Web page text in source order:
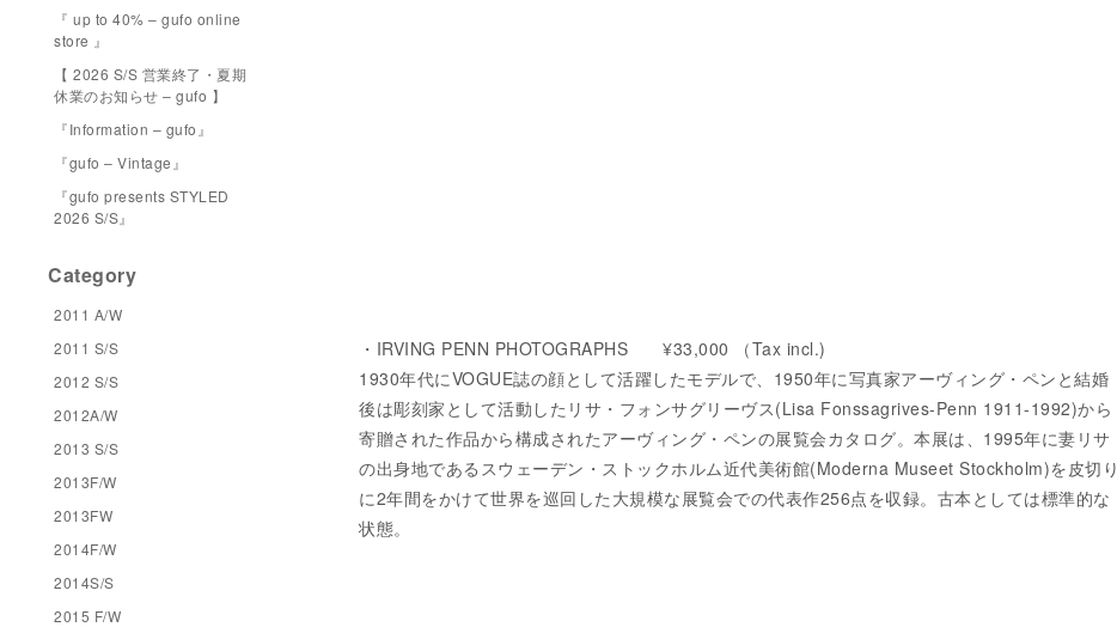
・IRVING PENN PHOTOGRAPHS ¥33,000 （Tax incl.)
1930年代にVOGUE誌の顔として活躍したモデルで、1950年に写真家アーヴィング・ペンと結婚
後は彫刻家として活動したリサ・フォンサグリーヴス(Lisa Fonssagrives-Penn 1911-1992)から
寄贈された作品から構成されたアーヴィング・ペンの展覧会カタログ。本展は、1995年に妻リサ
の出身地であるスウェーデン・ストックホルム近代美術館(Moderna Museet Stockholm)を皮切り
に2年間をかけて世界を巡回した大規模な展覧会での代表作256点を収録。古本としては標準的な
状態。
『 up to 40% – gufo online
store 』
【 2026 S/S 営業終了・夏期
休業のお知らせ – gufo 】
『Information – gufo』
『gufo – Vintage』
『gufo presents STYLED
2026 S/S』
Category
2011 A/W
2011 S/S
2012 S/S
2012A/W
2013 S/S
2013F/W
2013FW
2014F/W
2014S/S
2015 F/W